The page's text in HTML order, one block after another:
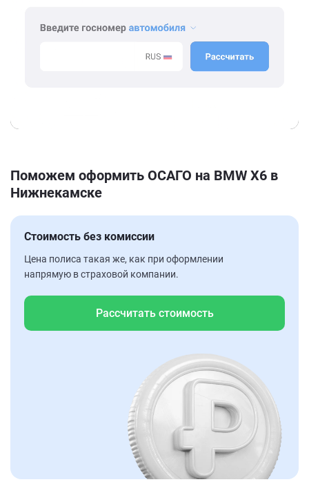
Поможем оформить ОСАГО на BMW X6 в
Нижнекамске
Стоимость без комиссии
Цена полиса такая же, как при оформлении
напрямую в страховой компании.
Рассчитать стоимость